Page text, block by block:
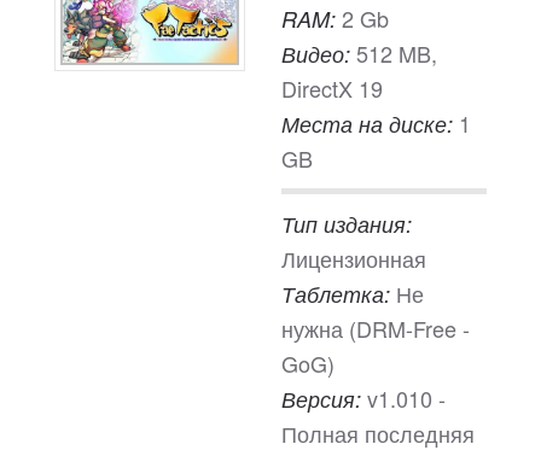
RAM: 2 Gb
Видео: 512 MB,
DirectX 19
Места на диске: 1
GB
Тип издания:
Лицензионная
Таблетка: Не
нужна (DRM-Free -
GoG)
Версия: v1.010 -
Полная последняя